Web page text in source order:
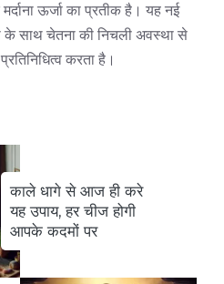
ऊर्जा का प्रतीक है। यह नई
के साथ चेतना की निचली अवस्था से
करता है।
काले धागे से आज ही करे
यह उपाय, हर चीज होगी
आपके कदमों पर